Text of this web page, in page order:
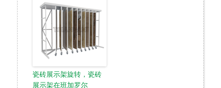
瓷砖展示架旋转，瓷砖
展示架在班加罗尔